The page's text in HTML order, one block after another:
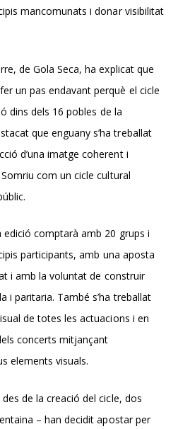
mancomunats i donar visibilitat
de Gola Seca, ha explicat que
un pas endavant perquè el cicle
dins dels 16 pobles de la
que enguany s’ha treballat
d’una imatge coherent i
com un cicle cultural
comptarà amb 20 grups i
participants, amb una aposta
i amb la voluntat de construir
i paritaria. També s’ha treballat
de totes les actuacions i en
concerts mitjançant
elements visuals.
de la creació del cicle, dos
– han decidit apostar per